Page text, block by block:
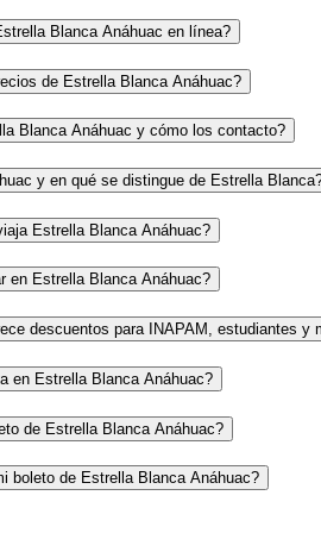
Blanca Anáhuac en línea?
de Estrella Blanca Anáhuac?
Blanca Anáhuac y cómo los contacto?
y en qué se distingue de Estrella
Estrella Blanca Anáhuac?
en Estrella Blanca Anáhuac?
descuentos para INAPAM, estudiantes y
en Estrella Blanca Anáhuac?
de Estrella Blanca Anáhuac?
boleto de Estrella Blanca Anáhuac?